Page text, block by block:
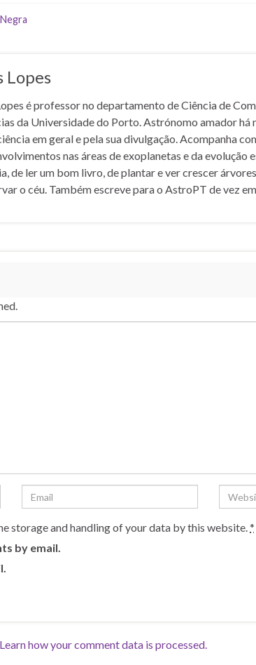
Lopes
é professor no departamento de Ciência de
da Universidade do Porto. Astrónomo amador há
em geral e pela sua divulgação. Acompanha
nas áreas de exoplanetas e da evolução
de ler um bom livro, de plantar e ver crescer
o céu. Também escreve para o AstroPT de vez
storage and handling of your data by this website.*
by email.
Learn how your comment data is processed.